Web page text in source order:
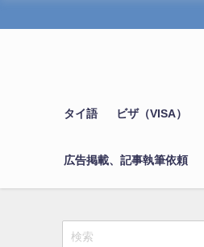
タイ語 ビザ（VISA）
広告掲載、記事執筆依頼